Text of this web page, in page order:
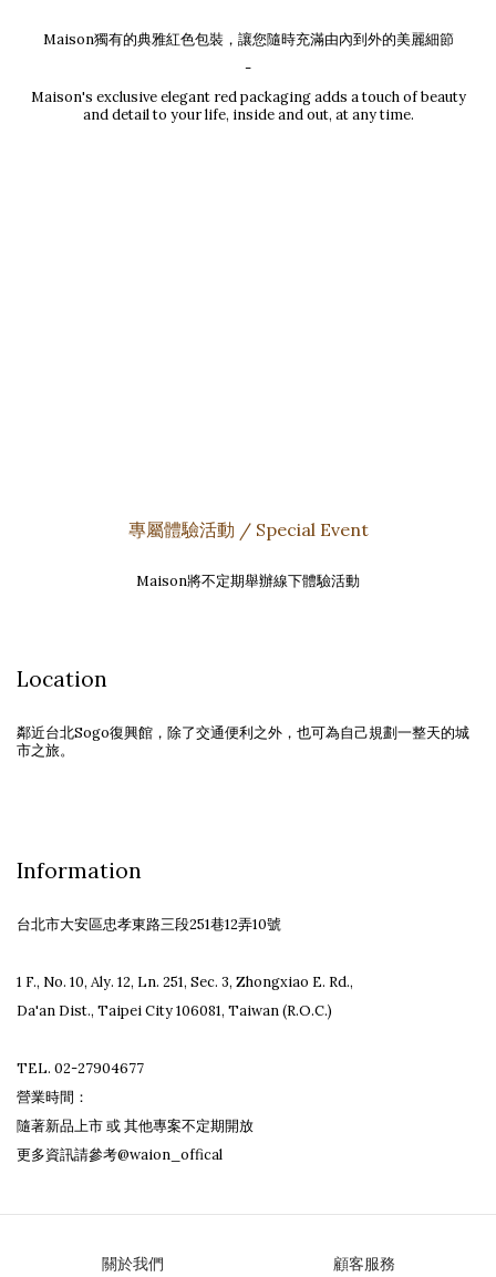
Maison獨有的典雅紅色包裝，讓您隨時充滿由內到外的美麗細節
-
Maison's exclusive elegant red packaging adds a touch of beauty
and detail to your life, inside and out, at any time.
專屬體驗活動 / Special Event
Maison將不定期舉辦線下體驗活動
Location
鄰近台北Sogo復興館，除了交通便利之外，也可為自己規劃一整天的城
市之旅。
Information
台北市大安區忠孝東路三段251巷12弄10號
1 F., No. 10, Aly. 12, Ln. 251, Sec. 3, Zhongxiao E. Rd.,
Da'an Dist., Taipei City 106081, Taiwan (R.O.C.)
TEL. 02-27904677
營業時間：
隨著新品上市 或 其他專案不定期開放
更多資訊請參考@waion_offical
關於我們 顧客服務